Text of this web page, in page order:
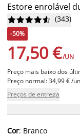
Estore enrolável





 (343)
-50%
17,50 €/UN
Preço mais baixo dos
Preço normal: 34,99 € /
Preços de entrega
Cor: Branco